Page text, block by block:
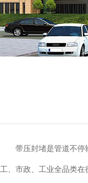
带压封堵是管道不停输
工、市政、工业全品类